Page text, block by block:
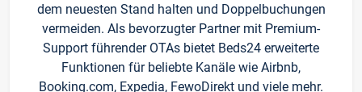
dem neuesten Stand halten und Doppelbuchungen
vermeiden. Als bevorzugter Partner mit Premium-
Support führender OTAs bietet Beds24 erweiterte
Funktionen für beliebte Kanäle wie Airbnb,
Booking.com, Expedia, FewoDirekt und viele mehr.